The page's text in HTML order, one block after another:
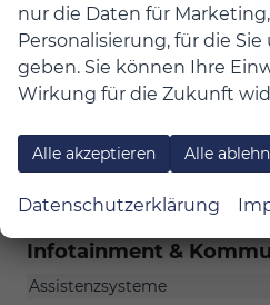
Fensterheber
Klimatisierung
Lenkrad
mit
Isofix
hinten, Belüftete Sitze vorne
Infotainment &
Assistenzsysteme
nur die Daten für
Personalisierung, für die
geben. Sie können Ihre
Wirkung für die Zukunft
Alle akzeptieren Alle
Datenschutzerklärung